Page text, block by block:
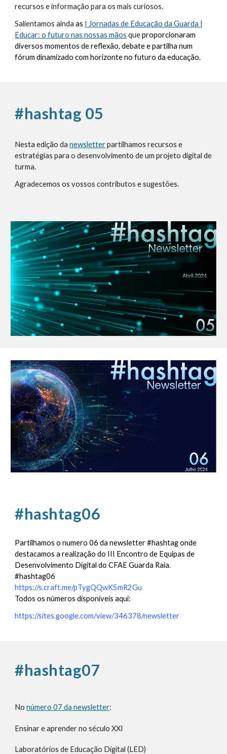
recursos e informação para os mais curiosos.
Salientamos aindaas I Jornadas de Educação da Guarda |
Educar: o futuro nas nossas mãos queproporcionaram
diversos momentos de reflexão, debate e partilha num
fórum dinamizado com horizonte no futuro da educação.
#hashtag 05
Nesta edição danewsletterpartilhamos recursos e
estratégias para o desenvolvimento de um projeto digital de
turma.
Agradecemos os vossos contributos e sugestões.
#hashtag06
Partilhamos o numero 06 da newsletter #hashtag onde
destacamos a realização do III Encontro de Equipas de
Desenvolvimento Digital do CFAE Guarda Raia.
#hashtag06
https://s.craft.me/pTygQQwK5mR2Gu
Todos os números disponíveis aqui:
https://sites.google.com/view/346378/newsletter
#hashtag07
Nonúmero 07 da newsletter:
Ensinar e aprender no século XXI
Laboratórios de Educação Digital (LED)